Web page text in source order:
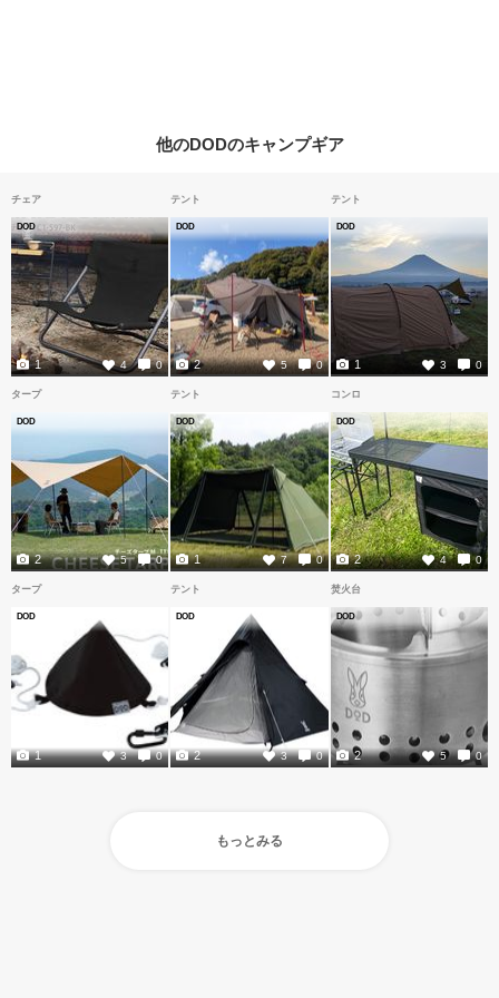
他のDODのキャンプギア
チェア
DOD
4 0
1
テント
DOD
5 0
2
テント
DOD
3 0
1
タープ
DOD
5 0
2
テント
DOD
7 0
1
コンロ
DOD
4 0
2
タープ
DOD
3 0
1
テント
DOD
3 0
2
焚火台
DOD
5 0
2
もっとみる